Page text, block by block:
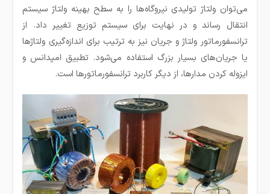
می‌توان ولتاژ تولیدی نیروگاه‌ها را به سطح بهینه ولتاژ سیستم
انتقال رساند و در نهایت برای سیستم توزیع تغییر داد. از
ترانسفورماتور ولتاژ و جریان نیز به ترتیب برای اندازه‌گیری ولتاژها
یا جریان‌های بسیار بزرگ استفاده می‌شود. تطبیق امپدانس و
ایزوله کردن مدارها، از دیگر کاربرد ترانسفورماتورها است.